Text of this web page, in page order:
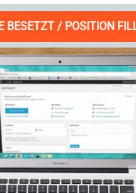
BESETZT / POSITION